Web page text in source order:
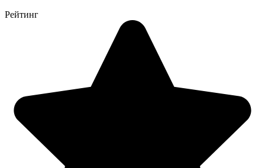
Рейтинг